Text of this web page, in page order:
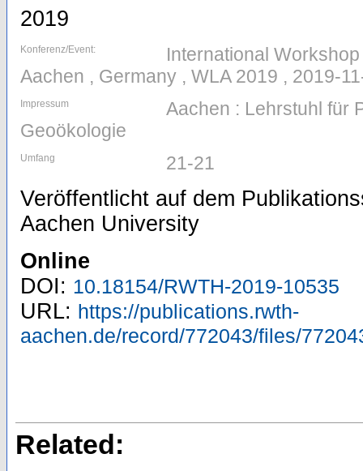
2019
Konferenz/Event:
International
Aachen , Germany , WLA 2019 , 2019-
Impressum
Aachen : Lehrstuhl für
Geoökologie
Umfang 21-21
Veröffentlicht auf dem
Aachen University
Online
DOI: 10.18154/RWTH-2019-10535
URL: https://publications.rwth-
aachen.de/record/772043/files/
Related: